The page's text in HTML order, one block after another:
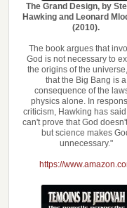
The Grand Design, by
Hawking and Leonard
(2010).
The book argues that
God is not necessary to
the origins of the
that the Big Bang is a
consequence of the
physics alone. In
criticism, Hawking has
can't prove that God
but science makes
unnecessary."
https://